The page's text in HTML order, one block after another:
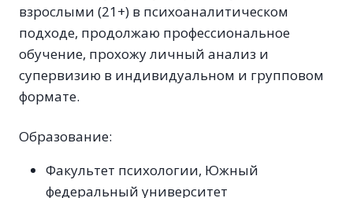
взрослыми (21+) в психоаналитическом
подходе, продолжаю профессиональное
обучение, прохожу личный анализ и
супервизию в индивидуальном и групповом
формате.
Образование:
Факультет психологии, Южный
федеральный университет